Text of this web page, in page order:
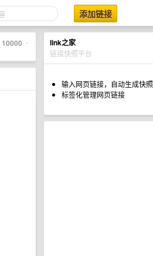
添加链接
link之家
链接快照平台
输入网页链接，自动生成快照
标签化管理网页链接
10000 •